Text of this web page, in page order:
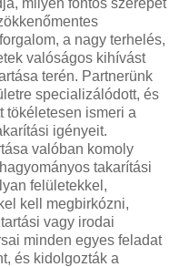
a nagy terhelés,
valóságos kihívást
terén. Partnerünk
specializálódott, és
tökéletesen ismeri a
igényeit.
valóban komoly
takarítási
felületekkel,
kell megbirkózni,
vagy irodai
minden egyes feladat
és kidolgozták a